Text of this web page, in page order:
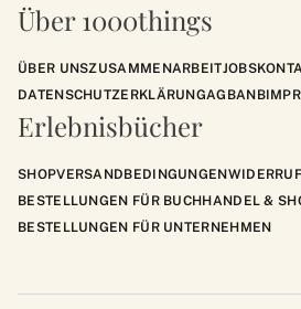
Über 1000things
ÜBER UNSZUSAMMENARBEITJOBS
DATENSCHUTZERKLÄRUNGAGBANB
Erlebnisbücher
SHOPVERSANDBEDINGUNGEN
BESTELLUNGEN FÜR BUCHHANDEL &
BESTELLUNGEN FÜR UNTERNEHMEN